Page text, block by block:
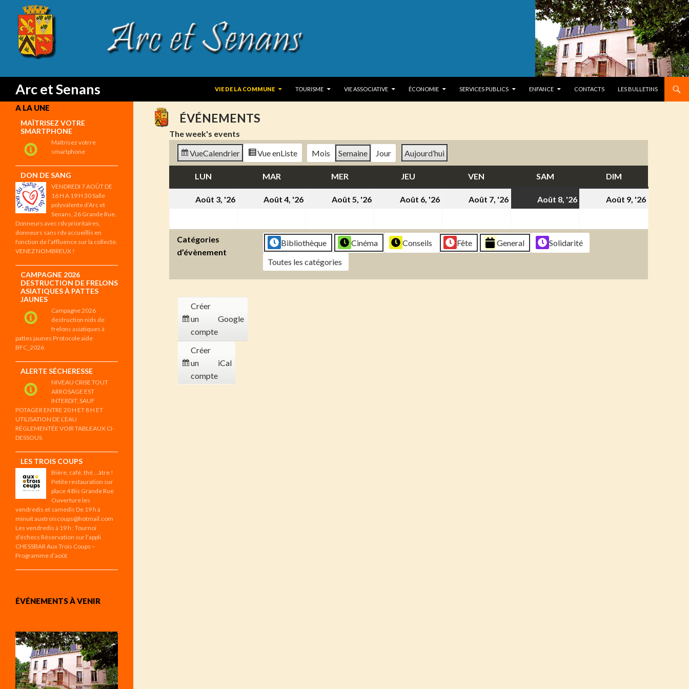
Arc et Senans
Search
VIE DE LA COMMUNE
TOURISME VIE ASSOCIATIVE ÉCONOMIE SERVICES PUBLICS ENFANCE CONTACTS LES BULLETINS
ÉVÉNEMENTS
The week's events
VueCalendrier Vue enListe Mois Semaine Jour Aujourd’hui
LUN MARMARDI MERMERCREDI JEU VEN SAM DIM
Août 3, '26
2026
Août 4, '26
2026
Août 5, '26
2026
Août 6, '26
2026
Août 7, '26
2026
Août 8, '26
2026
Août 9, '26
2026
Catégories
d’évènement
Bibliothèque Cinéma Conseils Fête General
Solidarité
Toutes les catégories
Créer
un
compte
Google
Créer
un
compte
iCal
A LA UNE
MAÎTRISEZ VOTRE
SMARTPHONE
Maîtrisez votrre
smartphone
DON DE SANG
VENDREDI 7 AOÛT DE
16 H A 19 H 30 Salle
polyvalente d’Arc et
Senans, 26 Grande Rue.
Donneurs avec rdv prioritaires,
donneurs sans rdv accueillis en
fonction de l’affluence sur la collecte.
VENEZ NOMBREUX !
CAMPAGNE 2026
DESTRUCTION DE FRELONS
ASIATIQUES À PATTES
JAUNES
Campagne 2026
destruction nids de
frelons asiatiques à
pattes jaunes Protocole aide
BFC_2026
ALERTE SÉCHERESSE
NIVEAU CRISE TOUT
ARROSAGE EST
INTERDIT, SAUF
POTAGER ENTRE 20 H ET 8 H ET
UTILISATION DE L’EAU
RÉGLEMENTÉE VOIR TABLEAUX CI-
DESSOUS
LES TROIS COUPS
Bière, café, thé …âtre !
Petite restauration sur
place 4 Bis Grande Rue
Ouverture les
vendredis et samedis De 19 h à
minuit auxtroiscoups@hotmail.com
Les vendredis à 19 h : Tournoi
d’échecs Réservation sur l’appli
CHESSBAR Aux Trois Coups –
Programme d’août
ÉVÉNEMENTS À VENIR